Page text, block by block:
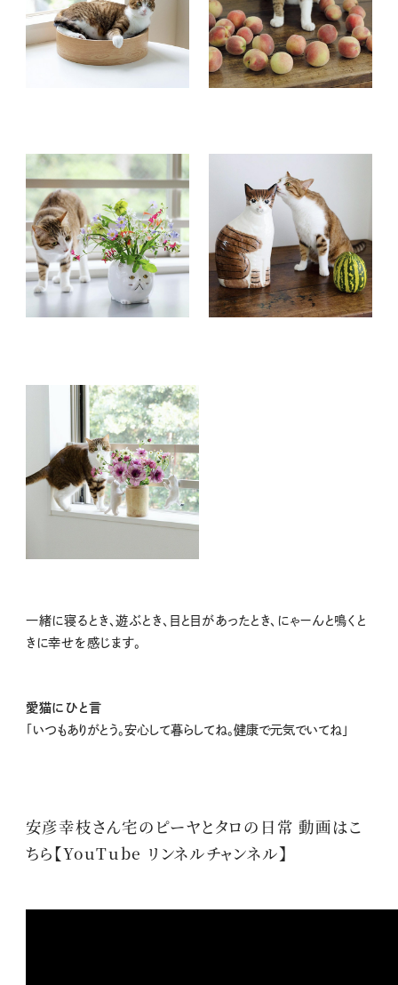
一緒に寝るとき、遊ぶとき、目と目があったとき、にゃーんと鳴くと
きに幸せを感じます。
愛猫にひと言
いつもありがとう。安心して暮らしてね。健康で元気でいてね 」
安彦幸枝さん宅のピーヤとタロの日常 動画はこ
ちら【YouTube リンネルチャンネル】